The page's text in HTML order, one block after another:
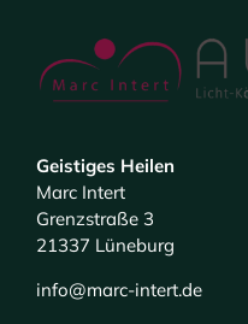
Geistiges Heilen
Marc Intert
Grenzstraße 3
21337 Lüneburg
info@marc-intert.de